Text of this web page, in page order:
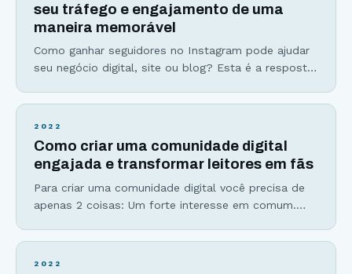
seu tráfego e engajamento de uma
maneira memorável
Como ganhar seguidores no Instagram pode ajudar
seu negócio digital, site ou blog? Esta é a resposta
querendo descobrir! Muito por que os números do
de usuários, passando à frente do Twitter. As
2022
Como criar uma comunidade digital
engajada e transformar leitores em fãs
Para criar uma comunidade digital você precisa de
apenas 2 coisas: Um forte interesse em comum.
do líder para seus seguidores, dos seguidores para
2022